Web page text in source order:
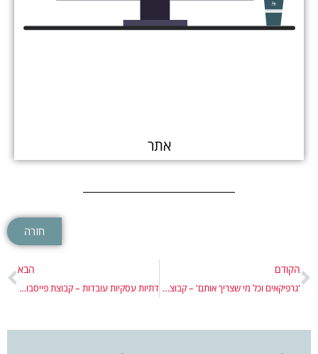
אתר
חזרה
הקודם
'גרפיקאים וכל מי שצריך אותם' – קבוצת פייסבוק להתייעצויות בנושא עיצוב גרפי, מיתוג ועוד.
הבא
דתיות עסקיות עובדות – קבוצת פייסבוק עסקית לנשים